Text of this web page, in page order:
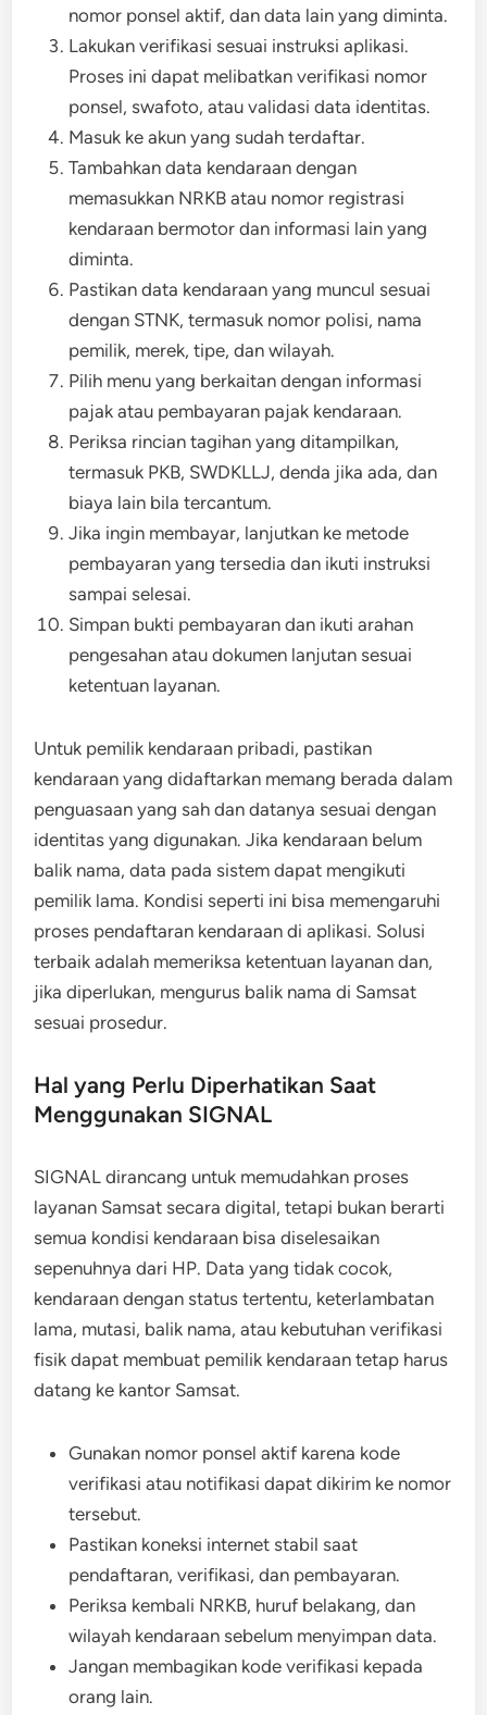
nomor ponsel aktif, dan data lain yang diminta.
Lakukan verifikasi sesuai instruksi aplikasi.
Proses ini dapat melibatkan verifikasi nomor
ponsel, swafoto, atau validasi data identitas.
Masuk ke akun yang sudah terdaftar.
Tambahkan data kendaraan dengan
memasukkan NRKB atau nomor registrasi
kendaraan bermotor dan informasi lain yang
diminta.
Pastikan data kendaraan yang muncul sesuai
dengan STNK, termasuk nomor polisi, nama
pemilik, merek, tipe, dan wilayah.
Pilih menu yang berkaitan dengan informasi
pajak atau pembayaran pajak kendaraan.
Periksa rincian tagihan yang ditampilkan,
termasuk PKB, SWDKLLJ, denda jika ada, dan
biaya lain bila tercantum.
Jika ingin membayar, lanjutkan ke metode
pembayaran yang tersedia dan ikuti instruksi
sampai selesai.
Simpan bukti pembayaran dan ikuti arahan
pengesahan atau dokumen lanjutan sesuai
ketentuan layanan.
Untuk pemilik kendaraan pribadi, pastikan
kendaraan yang didaftarkan memang berada dalam
penguasaan yang sah dan datanya sesuai dengan
identitas yang digunakan. Jika kendaraan belum
balik nama, data pada sistem dapat mengikuti
pemilik lama. Kondisi seperti ini bisa memengaruhi
proses pendaftaran kendaraan di aplikasi. Solusi
terbaik adalah memeriksa ketentuan layanan dan,
jika diperlukan, mengurus balik nama di Samsat
sesuai prosedur.
Hal yang Perlu Diperhatikan Saat
Menggunakan SIGNAL
SIGNAL dirancang untuk memudahkan proses
layanan Samsat secara digital, tetapi bukan berarti
semua kondisi kendaraan bisa diselesaikan
sepenuhnya dari HP. Data yang tidak cocok,
kendaraan dengan status tertentu, keterlambatan
lama, mutasi, balik nama, atau kebutuhan verifikasi
fisik dapat membuat pemilik kendaraan tetap harus
datang ke kantor Samsat.
Gunakan nomor ponsel aktif karena kode
verifikasi atau notifikasi dapat dikirim ke nomor
tersebut.
Pastikan koneksi internet stabil saat
pendaftaran, verifikasi, dan pembayaran.
Periksa kembali NRKB, huruf belakang, dan
wilayah kendaraan sebelum menyimpan data.
Jangan membagikan kode verifikasi kepada
orang lain.